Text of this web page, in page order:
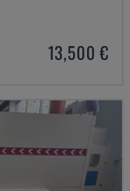
13,500 €